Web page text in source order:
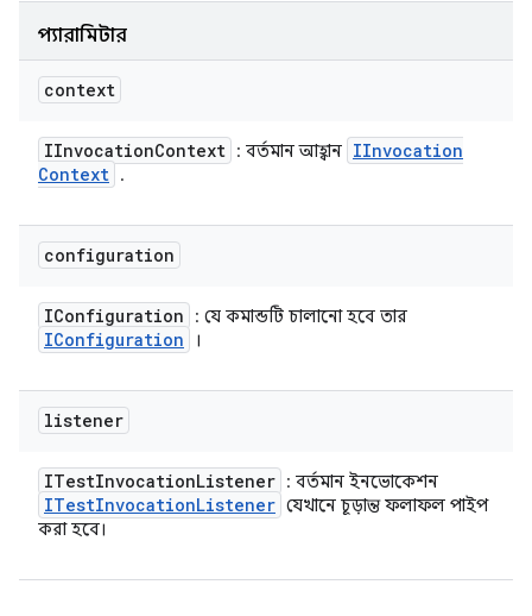
প্যারামিটার
context
IInvocationContext : বর্তমান আহ্বান IInvocation
Context .
configuration
IConfiguration : যে কমান্ডটি চালানো হবে তার
IConfiguration ।
listener
ITestInvocationListener : বর্তমান ইনভোকেশন
ITestInvocationListener যেখানে চূড়ান্ত ফলাফল পাইপ
করা হবে।